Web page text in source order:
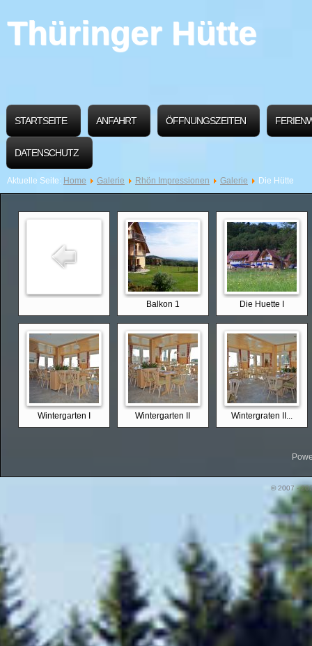
Thüringer Hütte
STARTSEITE ANFAHRT ÖFFNUNGSZEITEN
DATENSCHUTZ
Aktuelle Seite: Home Galerie Rhön Impressionen Galerie Die Hütte
Balkon 1 Die Huette I
Wintergarten I Wintergarten II Wintergraten II...
© 2007 -